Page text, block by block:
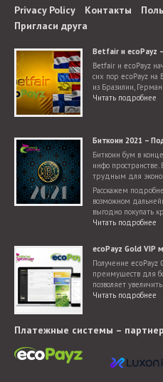
Privacy Policy Контакты
Пригласи друга
Betfair и ecoPayz
Betfair и ecoPayz
сих пор ecoPayz на
из Бразилии,
Словакии. Теперь
Читать подробнее
Биткоин 2021 –
Биткоин бум в
инфо
трудным для
криптовалют, для
Расскажем
возможном
выгодно покупать
Читать подробнее
ecoPayz Gold VIP
Получение ecoPayz
преимуществ для
позволяет
комиссии. Мы
Читать подробнее
Платежные системы –